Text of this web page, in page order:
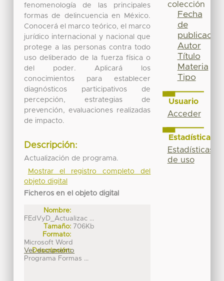
fenomenología de las principales
formas de delincuencia en México.
Conocerá el marco teórico, el marco
jurídico internacional y nacional que
protege a las personas contra todo
uso deliberado de la fuerza física o
del poder. Aplicará los
conocimientos para establecer
diagnósticos participativos de
percepción, estrategias de
prevención, evaluaciones realizadas
de impacto.
Descripción:
Actualización de programa.
Mostrar el registro completo del
objeto digital
Ficheros en el objeto digital
Nombre:
FEdVyD_Actualizac ...
Tamaño: 706Kb
Formato:
Microsoft Word
Descripción:
Programa Formas ...
Ver documento
colección
Fecha
de
publicación
Autor
Título
Materia
Tipo
Usuario
Acceder
Estadísticas
Estadísticas
de uso